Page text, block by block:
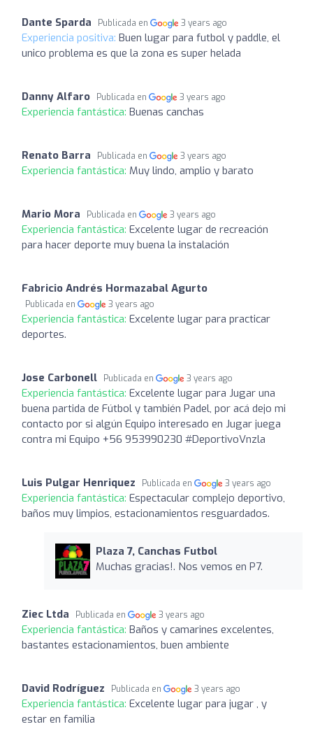
Dante Sparda Publicada en 3 years ago
Experiencia positiva: Buen lugar para futbol y paddle, el
unico problema es que la zona es super helada
Danny Alfaro Publicada en 3 years ago
Experiencia fantástica: Buenas canchas
Renato Barra Publicada en 3 years ago
Experiencia fantástica: Muy lindo, amplio y barato
Mario Mora Publicada en 3 years ago
Experiencia fantástica: Excelente lugar de recreación
para hacer deporte muy buena la instalación
Fabricio Andrés Hormazabal Agurto
Publicada en 3 years ago
Experiencia fantástica: Excelente lugar para practicar
deportes.
Jose Carbonell Publicada en 3 years ago
Experiencia fantástica: Excelente lugar para Jugar una
buena partida de Fútbol y también Padel, por acá dejo mi
contacto por si algún Equipo interesado en Jugar juega
contra mi Equipo +56 953990230 #DeportivoVnzla
Luis Pulgar Henriquez Publicada en 3 years ago
Experiencia fantástica: Espectacular complejo deportivo,
baños muy limpios, estacionamientos resguardados.
Plaza 7, Canchas Futbol
Muchas gracias!. Nos vemos en P7.
Ziec Ltda Publicada en 3 years ago
Experiencia fantástica: Baños y camarines excelentes,
bastantes estacionamientos, buen ambiente
David Rodríguez Publicada en 3 years ago
Experiencia fantástica: Excelente lugar para jugar , y
estar en familia